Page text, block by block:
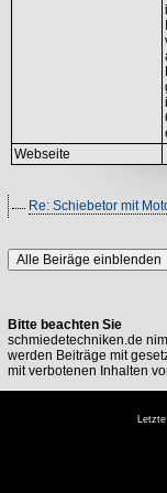
Webseite
Re: Schiebetor mit
Alle Beiräge einblenden
Bitte beachten Sie
schmiedetechniken.de
werden Beiträge mit
mit verbotenen Inhalten